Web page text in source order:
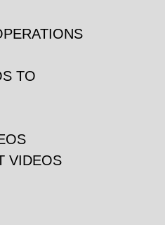
TO
VIDEOS